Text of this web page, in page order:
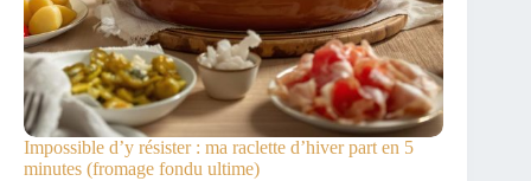
Impossible d’y résister : ma raclette d’hiver part en 5
minutes (fromage fondu ultime)